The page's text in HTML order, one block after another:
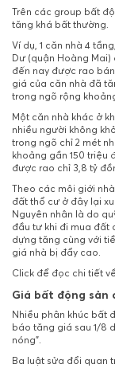
Trên các group bất
tăng khá bất thường.
Ví dụ, 1 căn nhà 4
Dư (quận Hoàng
đến nay được rao
giá của căn nhà đã
trong ngõ rộng
Một căn nhà khác ở
nhiều người không
trong ngõ chỉ 2 mét
khoảng gần 150 triệu
được rao chỉ 3,8 tỷ
Theo các môi giới
đất thổ cư ở đây lại
Nguyên nhân là do
đầu tư khi đi mua đất
dựng tăng cùng với
giá nhà bị đẩy cao.
Click để đọc chi tiết
Giá bất động sản
Nhiều phân khúc bất
báo tăng giá sau 1/8
nóng".
Ba luật sửa đổi quan